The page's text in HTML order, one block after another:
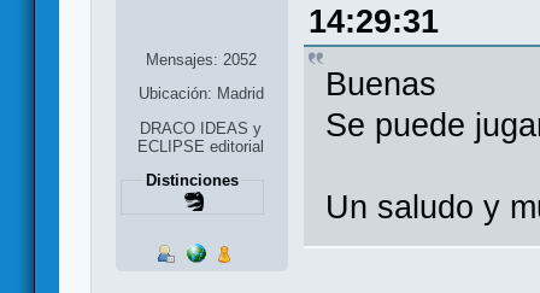
Mensajes: 2052
Ubicación: Madrid
DRACO IDEAS y
ECLIPSE editorial
Distinciones
14:29:31
Buenas
Se puede
Un saludo y